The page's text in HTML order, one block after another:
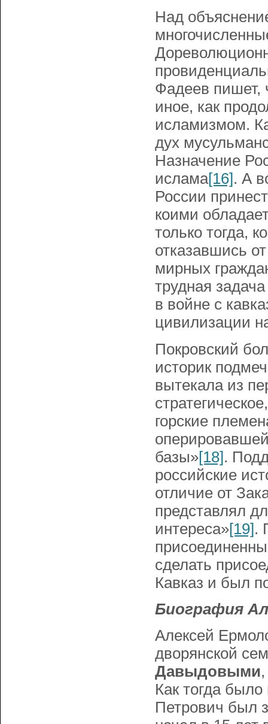
Над
Фадеев пишет,
иное, как
исламизмом.
дух
Назначение
ислама[16]. А
России
коими
только тогда,
отказавшись
мирных
трудная
в войне с
цивилизации
Покровский
историк
вытекала из
горские
оперировавшей
базы»[18].
российские
отличие от
представлял
интереса»[19].
сделать
Кавказ и был
Биография
Алексей
дворянской
Давыдовыми
Как тогда
Петрович был